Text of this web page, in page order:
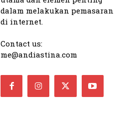
dalam melakukan pemasaran
di internet.
Contact us:
me@andiastina.com